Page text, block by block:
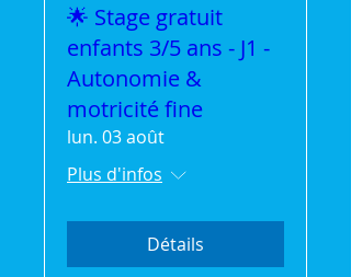
🌟 Stage gratuit
enfants 3/5 ans - J1 -
Autonomie &
motricité fine
lun. 03 août
Plus d'infos
Détails